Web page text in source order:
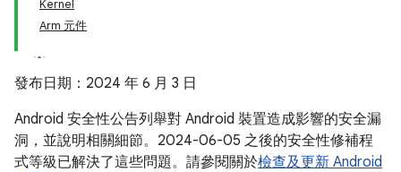
Kernel
Arm 元件
發布日期：2024 年 6 月 3 日
Android 安全性公告列舉對 Android 裝置造成影響的安全漏
洞，並說明相關細節。2024-06-05 之後的安全性修補程
式等級已解決了這些問題。請參閱關於檢查及更新 Android